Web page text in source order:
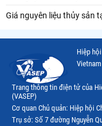
Giá nguyên liệu thủy sản
Hiệp
Trang thông tin điện tử của
(VASEP)
Cơ quan Chủ quản: Hiệp hội
Trụ sở: Số 7 đường Nguyễn